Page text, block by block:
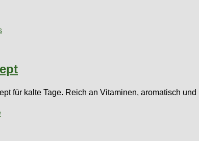
für kalte Tage. Reich an Vitaminen, aromatisch